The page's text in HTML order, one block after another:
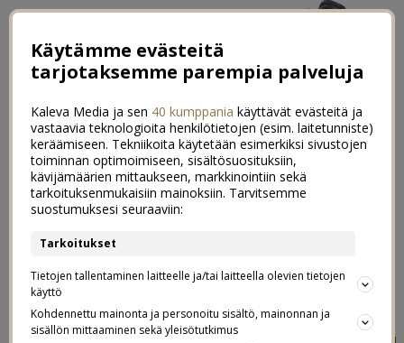
Luukku 9: Joulusanat – ekat kolme
sanaa jotka näet kertoo sun
joulusta
09.12.2022
Käytämme evästeitä
tarjotaksemme parempia palveluja
Kaleva Media ja sen 40 kumppania käyttävät evästeitä ja
vastaavia teknologioita henkilötietojen (esim. laitetunniste)
keräämiseen. Tekniikoita käytetään esimerkiksi sivustojen
toiminnan optimoimiseen, sisältösuosituksiin,
kävijämäärien mittaukseen, markkinointiin sekä
tarkoituksenmukaisiin mainoksiin. Tarvitsemme
suostumuksesi seuraaviin:
Tarkoitukset
Tietojen tallentaminen laitteelle ja/tai laitteella olevien tietojen
käyttö
Kohdennettu mainonta ja personoitu sisältö, mainonnan ja
sisällön mittaaminen sekä yleisötutkimus